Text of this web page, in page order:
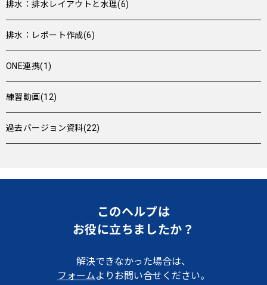
排水：排水レイアウトと水理(6)
排水：レポート作成(6)
ONE連携(1)
練習動画(12)
過去バージョン資料(22)
このヘルプは
お役に立ちましたか？
解決できなかった場合は、
フォームよりお問い合せください。